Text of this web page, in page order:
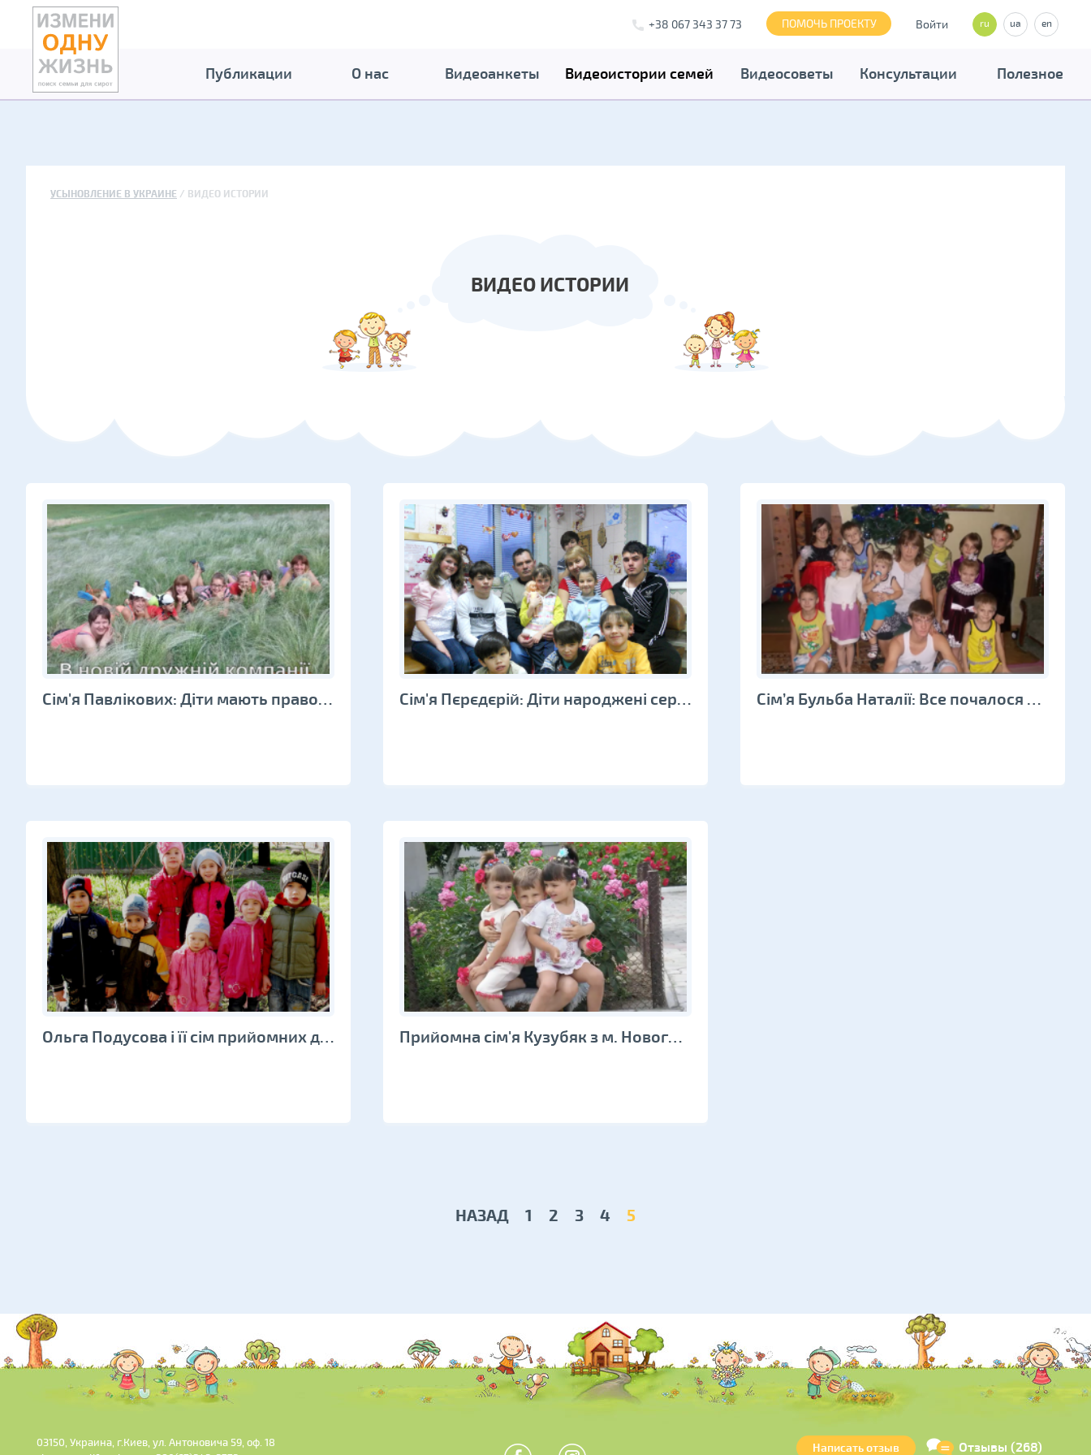
+38 067 343 37 73 ПОМОЧЬ ПРОЕКТУ Войти ru ua en
Публикации О нас Видеоанкеты Видеоистории семей Видеосоветы Консультации Полезное
УСЫНОВЛЕНИЕ В УКРАИНЕ ВИДЕО ИСТОРИИ
ВИДЕО ИСТОРИИ
Сім'я Павлікових: Діти мають право на щасливе дитинство в родині Сім'я Пєрєдєрій: Діти народжені серцем Сім’я Бульба Наталії: Все почалося з дитячої мрії ...
Ольга Подусова і її сім прийомних дітей Прийомна сім'я Кузубяк з м. Новоград–Волинський
НАЗАД 1 2 3 4 5
03150, Украина, г.Киев, ул. Антоновича 59, оф. 18
Написать отзыв Отзывы (268)